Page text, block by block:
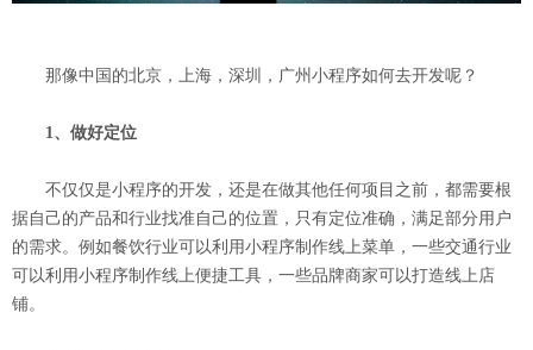
那像中国的北京，上海，深圳，广州小程序如何去开发呢？
1、做好定位
不仅仅是小程序的开发，还是在做其他任何项目之前，都需要根
据自己的产品和行业找准自己的位置，只有定位准确，满足部分用户
的需求。例如餐饮行业可以利用小程序制作线上菜单，一些交通行业
可以利用小程序制作线上便捷工具，一些品牌商家可以打造线上店
铺。